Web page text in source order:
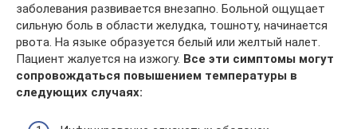
заболевания развивается внезапно. Больной ощущает
сильную боль в области желудка, тошноту, начинается
рвота. На языке образуется белый или желтый налет.
Пациент жалуется на изжогу. Все эти симптомы могут
сопровождаться повышением температуры в
следующих случаях: